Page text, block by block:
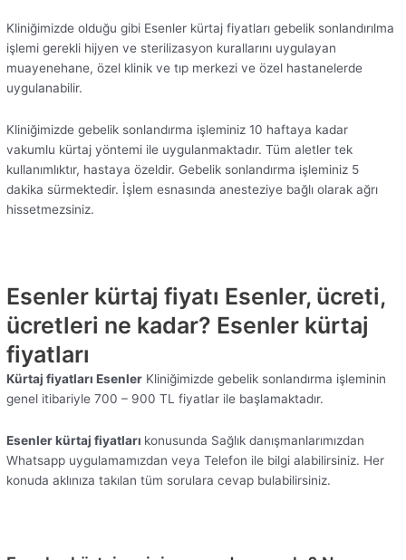
Kliniğimizde olduğu gibi Esenler kürtaj fiyatları gebelik sonlandırılma
işlemi gerekli hijyen ve sterilizasyon kurallarını uygulayan
muayenehane, özel klinik ve tıp merkezi ve özel hastanelerde
uygulanabilir.
Kliniğimizde gebelik sonlandırma işleminiz 10 haftaya kadar
vakumlu kürtaj yöntemi ile uygulanmaktadır. Tüm aletler tek
kullanımlıktır, hastaya özeldir. Gebelik sonlandırma işleminiz 5
dakika sürmektedir. İşlem esnasında anesteziye bağlı olarak ağrı
hissetmezsiniz.
Esenler kürtaj fiyatı Esenler, ücreti,
ücretleri ne kadar? Esenler kürtaj
fiyatları
Kürtaj fiyatları Esenler Kliniğimizde gebelik sonlandırma işleminin
genel itibariyle 700 – 900 TL fiyatlar ile başlamaktadır.
Esenler kürtaj fiyatları konusunda Sağlık danışmanlarımızdan
Whatsapp uygulamamızdan veya Telefon ile bilgi alabilirsiniz. Her
konuda aklınıza takılan tüm sorulara cevap bulabilirsiniz.